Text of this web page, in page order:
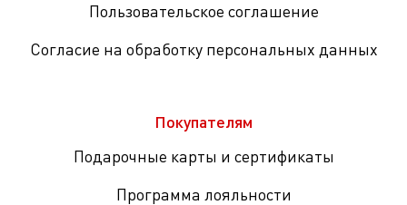
Пользовательское соглашение
Согласие на обработку персональных данных
Покупателям
Подарочные карты и сертификаты
Программа лояльности